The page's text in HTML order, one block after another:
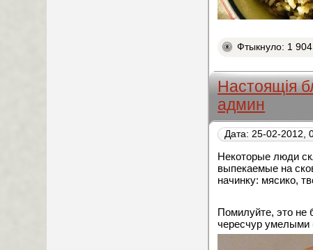
Фтыкнуло: 1 904
Настоящiя
админ
Дата: 25-02-2012,
Некоторые люди
выпекаемые на
начинку: мясико,
Помилуйте, это не
чересчур умелыми